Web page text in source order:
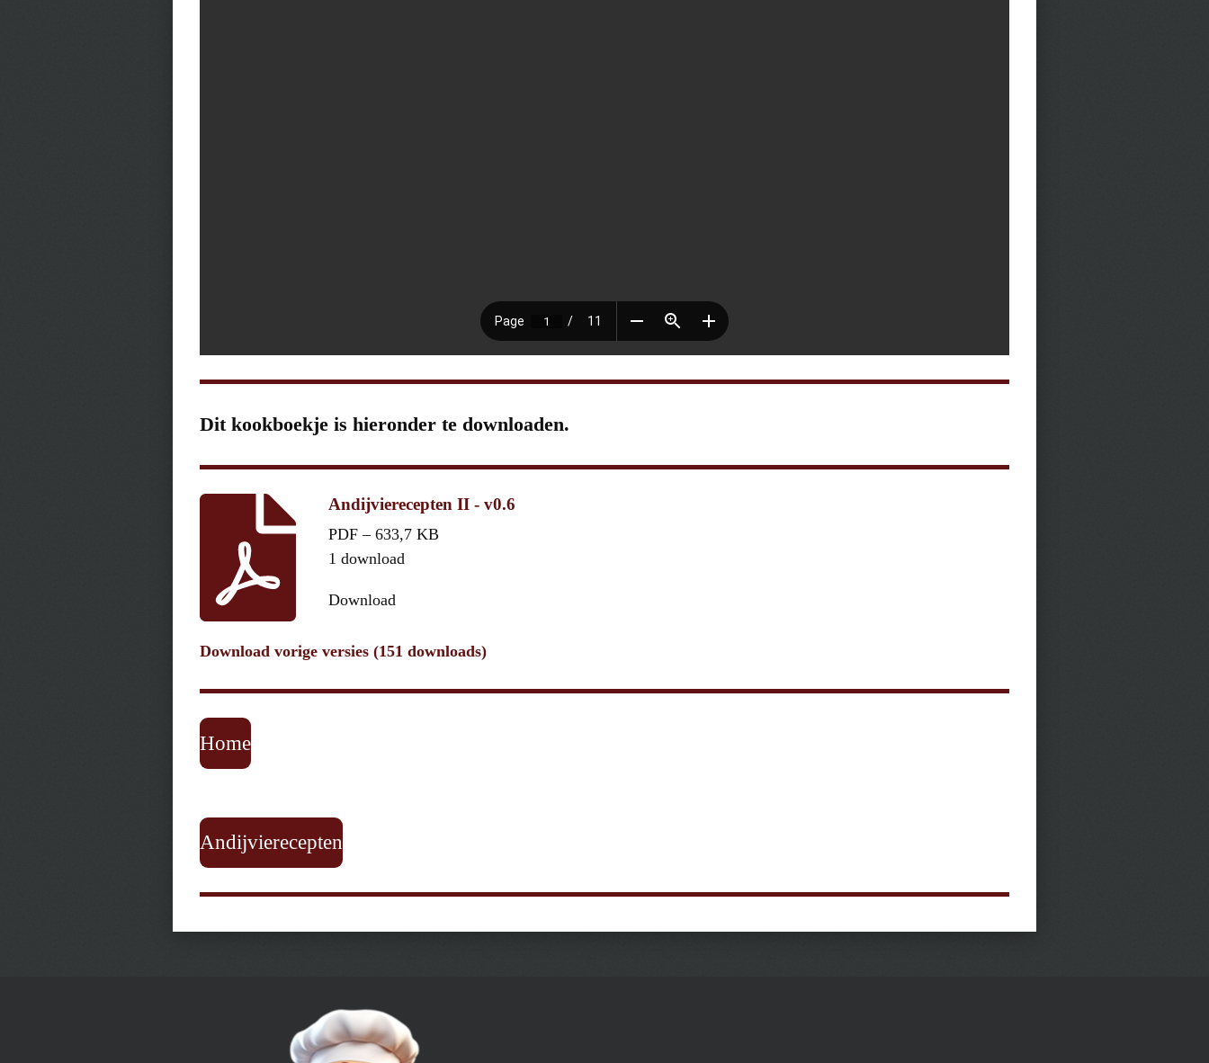
Dit kookboekje is hieronder te downloaden.
Andijvierecepten II - v0.6
PDF – 633,7 KB
1 download
Download
Download vorige versies (151 downloads)
Home
Andijvierecepten